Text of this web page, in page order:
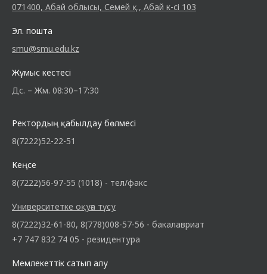
071400, Абай облысы, Семей қ., Абай к-сі 103
Эл. пошта
smu@smu.edu.kz
Жұмыс кестесі
Дс. – Жм. 08:30–17:30
Ректордың қабылдау бөлмесі
8(7222)52-22-51
Кеңсе
8(7222)56-97-55 (1018) - тел/факс
Университетке оқуға түсу
8(7222)32-61-80, 8(778)008-57-56 - бакалавриат
+7 747 832 74 05 - резидентура
Мемлекеттік сатып алу